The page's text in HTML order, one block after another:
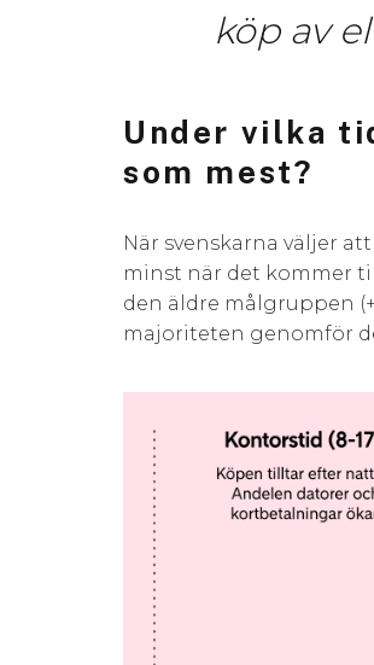
köp av
Under vilka
som mest?
När svenskarna väljer
minst när det kommer
den äldre målgruppen
majoriteten genomför